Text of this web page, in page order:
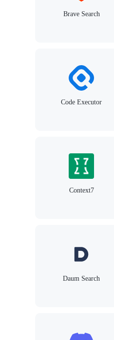
Brave Search
Code Executor
Context7
Daum Search